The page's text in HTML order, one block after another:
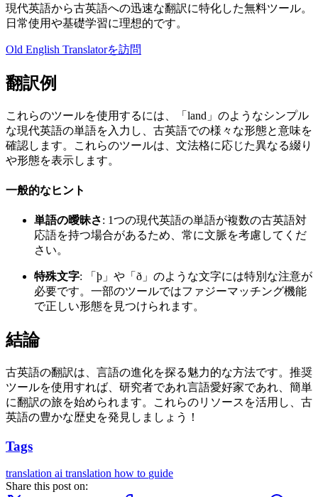
現代英語から古英語への迅速な翻訳に特化した無料ツール。
日常使用や基礎学習に理想的です。
Old English Translatorを訪問
翻訳例
これらのツールを使用するには、「land」のようなシンプル
な現代英語の単語を入力し、古英語での様々な形態と意味を
確認します。これらのツールは、文法格に応じた異なる綴り
や形態を表示します。
一般的なヒント
単語の曖昧さ: 1つの現代英語の単語が複数の古英語対
応語を持つ場合があるため、常に文脈を考慮してくだ
さい。
特殊文字: 「þ」や「ð」のような文字には特別な注意が
必要です。一部のツールではファジーマッチング機能
で正しい形態を見つけられます。
結論
古英語の翻訳は、言語の進化を探る魅力的な方法です。推奨
ツールを使用すれば、研究者であれ言語愛好家であれ、簡単
に翻訳の旅を始められます。これらのリソースを活用し、古
英語の豊かな歴史を発見しましょう！
Tags
translation ai translation how to guide
Share this post on: